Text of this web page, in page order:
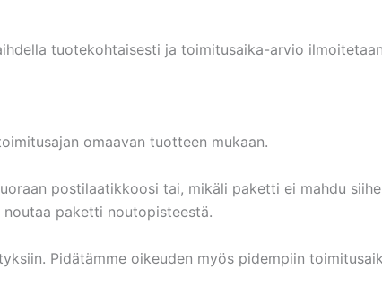
tuotekohtaisesti ja toimitusaika-arvio
omaavan tuotteen mukaan.
postilaatikkoosi tai, mikäli paketti ei mahdu
paketti noutopisteestä.
Pidätämme oikeuden myös pidempiin